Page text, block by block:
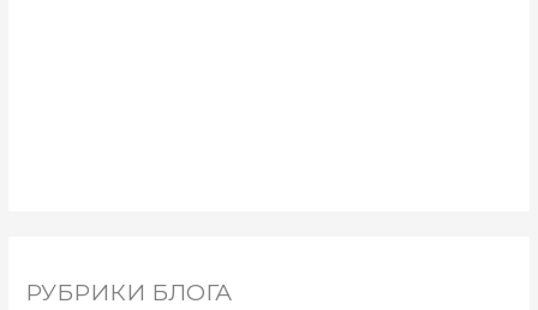
РУБРИКИ БЛОГА